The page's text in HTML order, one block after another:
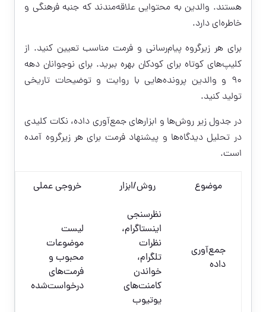
هستند. والدین به محتوایی علاقه‌مندند که جنبه فرهنگی و
خاطره‌ای دارد.
برای هر زیرگروه پیام‌رسانی و فرمت مناسب تعیین کنید. از
کلیپ‌های کوتاه برای کودکان بهره ببرید. برای نوجوانان دهه
۹۰ و والدین پرونده‌هایی با روایت و توضیحات تاریخی
تولید کنید.
در جدول زیر روش‌ها و ابزارهای جمع‌آوری داده، نکات کلیدی
در تحلیل دیدگاه‌ها و پیشنهاد فرمت برای هر زیرگروه آمده
است.
موضوع روش/ابزار خروجی عملی
جمع‌آوری
داده
نظرسنجی
اینستاگرام،
نظرات
تلگرام،
خواندن
کامنت‌های
یوتیوب
لیست
موضوعات
محبوب و
فرمت‌های
درخواست‌شده